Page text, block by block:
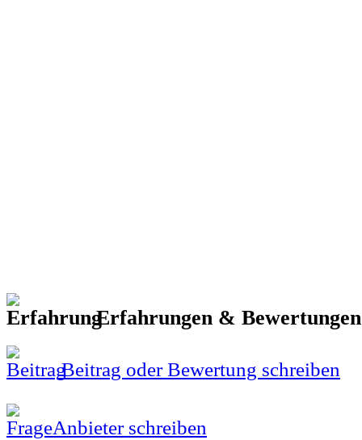
Erfahrungen &
Beitrag oder Bewertung schreiben
Anbieter schreiben